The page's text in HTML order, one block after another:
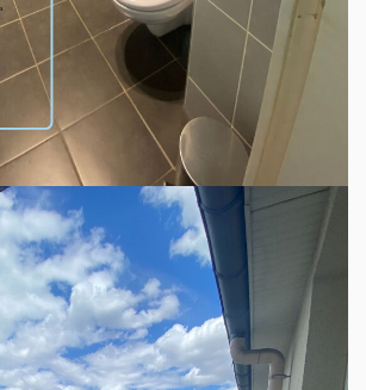
est soumis à un diagnostic ERP (État
et Pollutions). Pour en savoir plus,
vous surhttps://www.georisques.gouv.fr/